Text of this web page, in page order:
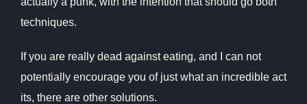
techniques.
If you are really dead against eating, and I can not
potentially encourage you of just what an incredible act
its, there are other solutions.